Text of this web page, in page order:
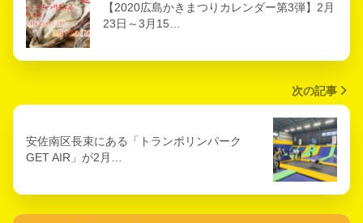
【2020広島かきまつりカレンダー第3弾】2月
23日～3月15…
次の記事
安佐南区長束にある「トランポリンパーク
GET AIR」が2月…